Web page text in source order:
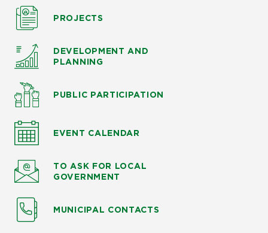
PROJECTS
DEVELOPMENT AND
PLANNING
PUBLIC PARTICIPATION
EVENT CALENDAR
TO ASK FOR LOCAL
GOVERNMENT
MUNICIPAL CONTACTS